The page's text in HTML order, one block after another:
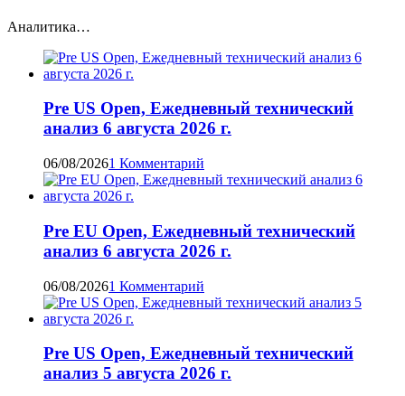
Аналитика…
Pre US Open, Ежедневный технический
анализ 6 августа 2026 г.
06/08/20261 Комментарий
Pre EU Open, Ежедневный технический
анализ 6 августа 2026 г.
06/08/20261 Комментарий
Pre US Open, Ежедневный технический
анализ 5 августа 2026 г.